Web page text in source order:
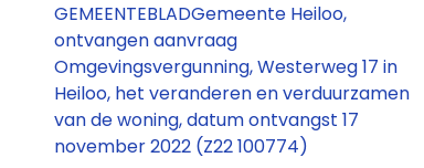
GEMEENTEBLADGemeente Heiloo,
ontvangen aanvraag
Omgevingsvergunning, Westerweg 17 in
Heiloo, het veranderen en verduurzamen
van de woning, datum ontvangst 17
november 2022 (Z22 100774)